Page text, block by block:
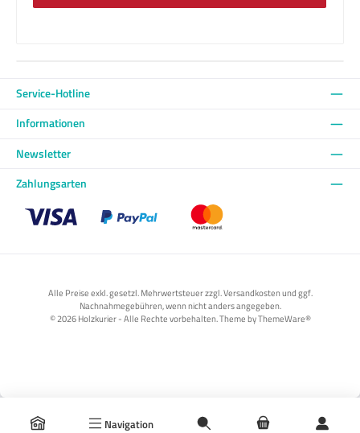
Navigation
Service-Hotline
Informationen
Newsletter
Zahlungsarten
Alle Preise exkl. gesetzl. Mehrwertsteuer zzgl. Versandkosten und ggf.
Nachnahmegebühren, wenn nicht anders angegeben.
© 2026 Holzkurier - Alle Rechte vorbehalten. Theme byThemeWare®